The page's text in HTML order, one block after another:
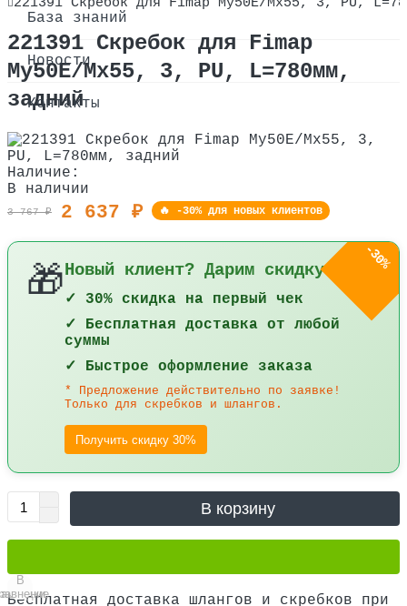
О компании
Сертификаты
Оплата и доставка
База знаний
Новости
Контакты
221391 Скребок для Fimap
My50E/Мх55, 3, PU, L=780мм,
задний
Наличие:
В наличии
3 767 ₽ 2 637 ₽ 🔥 -30% для новых клиентов
-30%
🎁Новый клиент? Дарим скидку 30%!
✓ 30% скидка на первый чек
✓ Бесплатная доставка от любой
суммы
✓ Быстрое оформление заказа
* Предложение действительно по заявке!
Только для скребков и шлангов.
Получить скидку 30%
В корзину
В
В
Бесплатная доставка шлангов и скребков при